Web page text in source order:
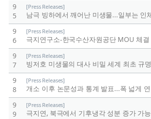
9
5
[Press Releases]
9
6
[Press Releases]
극지연구소-한국수산자원공단 MOU 체결
9
7
[Press Releases]
빙저호 미생물의 대사 비밀 세계 최초 규명
9
8
[Press Releases]
9
9
[Press Releases]